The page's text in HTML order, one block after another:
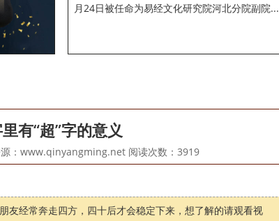
月24日被任命为易经文化研究院河北分院副院...
有“超”字的意义
：www.qinyangming.net 阅读次数： 3919
友经常奔走四方，四十后才会稳定下来，想了解的请观看视